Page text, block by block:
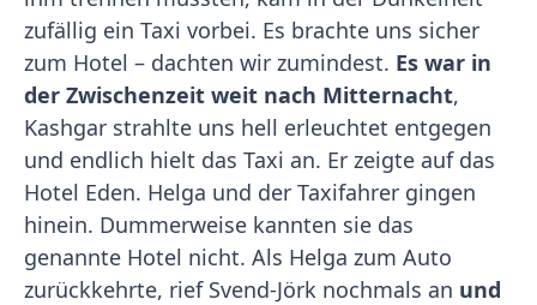
zufällig ein Taxi vorbei. Es brachte uns sicher
zum Hotel – dachten wir zumindest. Es war in
der Zwischenzeit weit nach Mitternacht,
Kashgar strahlte uns hell erleuchtet entgegen
und endlich hielt das Taxi an. Er zeigte auf das
Hotel Eden. Helga und der Taxifahrer gingen
hinein. Dummerweise kannten sie das
genannte Hotel nicht. Als Helga zum Auto
zurückkehrte, rief Svend-Jörk nochmals an und